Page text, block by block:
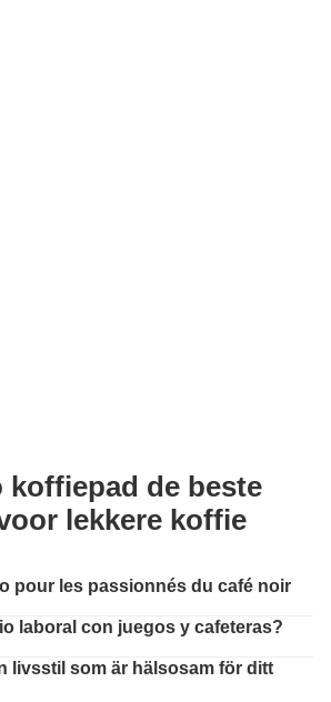
koffiepad de beste
lekkere koffie
pour les passionnés du café noir
laboral con juegos y cafeteras?
livsstil som är hälsosam för ditt